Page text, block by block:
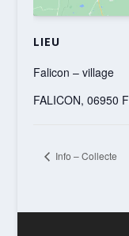
LIEU
Falicon – village
FALICON, 06950
Info – Collecte